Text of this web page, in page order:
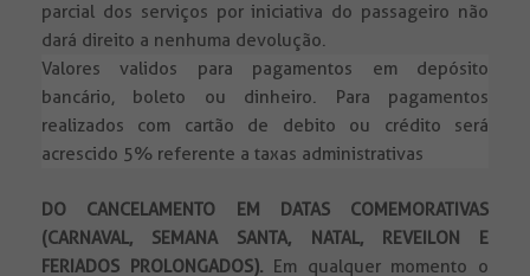
parcial dos serviços por iniciativa do passageiro não
dará direito a nenhuma devolução.
Valores validos para pagamentos em depósito
bancário, boleto ou dinheiro. Para pagamentos
realizados com cartão de debito ou crédito será
acrescido 5% referente a taxas administrativas
DO CANCELAMENTO EM DATAS COMEMORATIVAS
(CARNAVAL, SEMANA SANTA, NATAL, REVEILON E
FERIADOS PROLONGADOS). Em qualquer momento o